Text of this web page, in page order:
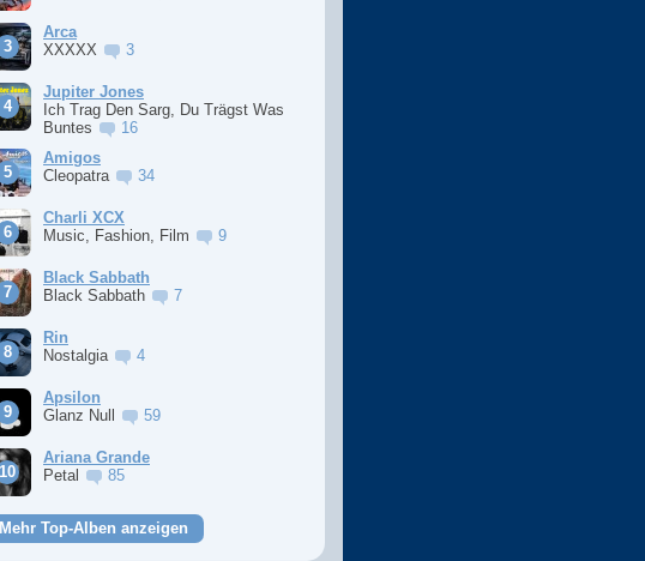
Arca
XXXXX
3
Jupiter Jones
Ich Trag Den Sarg, Du Trägst Was
Buntes
16
Amigos
Cleopatra
34
Charli XCX
Music, Fashion, Film
9
Black Sabbath
Black Sabbath
7
Rin
Nostalgia
4
Apsilon
Glanz Null
59
Ariana Grande
Petal
85
Mehr Top-Alben anzeigen